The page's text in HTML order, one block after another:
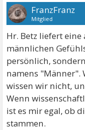
FranzFranz
Mitglied
Hr. Betz liefert
männlichen
persönlich,
namens "Männer".
wissen wir nicht,
Wenn
ist es mir egal, ob
stammen.